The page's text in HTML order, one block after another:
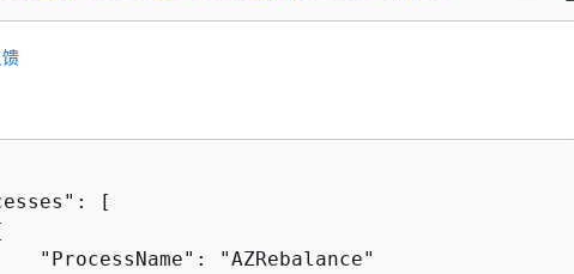
[
"ProcessName": "AZRebalance"